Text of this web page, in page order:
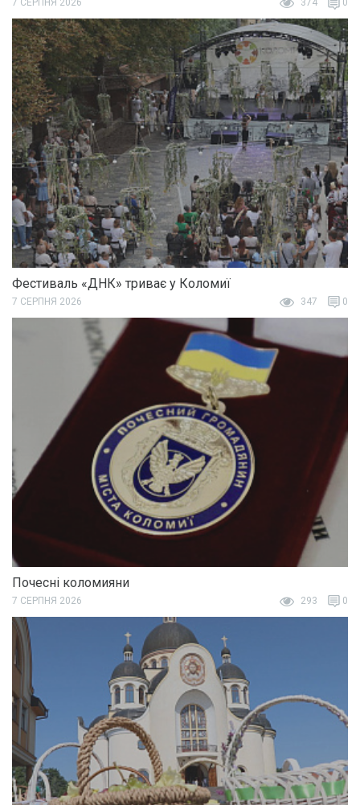
7 СЕРПНЯ 2026 374 0
Фестиваль «ДНК» триває у Коломиї
7 СЕРПНЯ 2026 347 0
Почесні коломияни
7 СЕРПНЯ 2026 293 0